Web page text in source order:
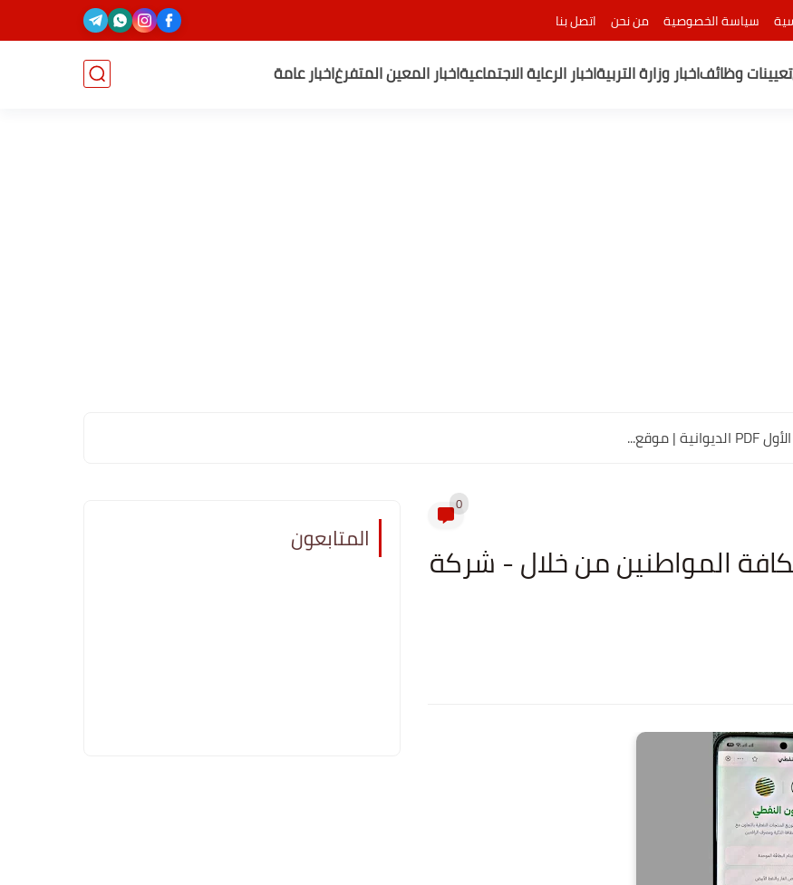
سياسة الخصوصية من نحن اتصل بنا
تعيينات وظائفاخبار وزارة التربيةاخبار الرعاية الاجتماعيةاخبار المعين المتفرغاخبار عامة
0
المواطنين من خلال - شركة
المتابعون